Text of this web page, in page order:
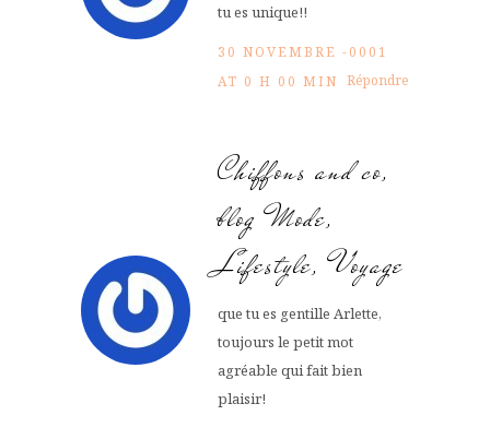
tu es unique!!
30 NOVEMBRE -0001
AT 0 H 00 MIN Répondre
Chiffons and co,
blog Mode,
Lifestyle, Voyage
que tu es gentille Arlette,
toujours le petit mot
agréable qui fait bien
plaisir!